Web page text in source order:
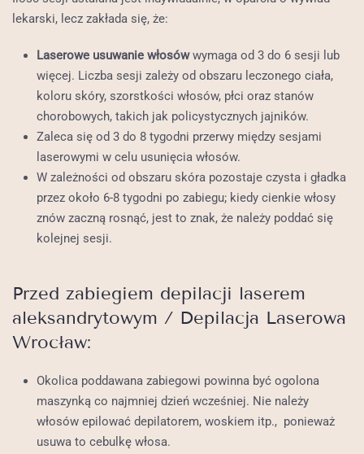
lekarski, lecz zakłada się, że:
Laserowe usuwanie włosówwymaga od 3 do 6 sesji lub
więcej. Liczba sesji zależy od obszaru leczonego ciała,
koloru skóry, szorstkości włosów, płci oraz stanów
chorobowych, takich jak policystycznych jajników.
Zaleca się od 3 do 8 tygodni przerwy między sesjami
laserowymi w celu usunięcia włosów.
W zależności od obszaru skóra pozostaje czysta i gładka
przez około 6-8 tygodni po zabiegu; kiedy cienkie włosy
znów zaczną rosnąć, jest to znak, że należy poddać się
kolejnej sesji.
Przed zabiegiem depilacji laserem
aleksandrytowym / Depilacja Laserowa
Wrocław:
Okolica poddawana zabiegowi powinna być ogolona
maszynką co najmniej dzień wcześniej. Nie należy
włosów epilować depilatorem, woskiem itp., ponieważ
usuwa to cebulkę włosa.